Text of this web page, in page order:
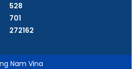
528
701
272162
Nam Vina